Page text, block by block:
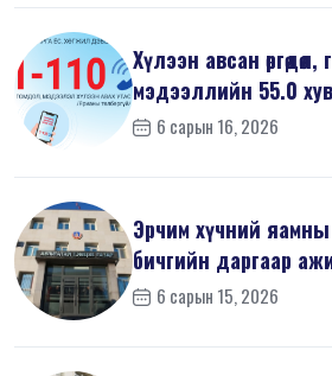
Хүлээн авсан
мэдээллийн 55.0
шин...
6 сарын 16, 2026
Эрчим хүчний яамны
бичгийн даргаар
на...6 сарын 15, 2026